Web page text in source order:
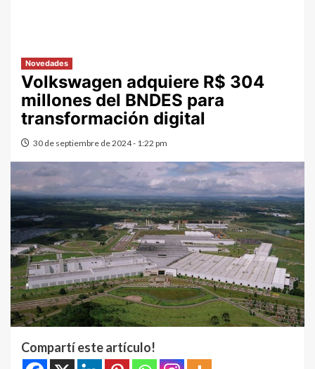
Novedades
Volkswagen adquiere R$ 304
millones del BNDES para
transformación digital
30 de septiembre de 2024 - 1:22 pm
Compartí este artículo!